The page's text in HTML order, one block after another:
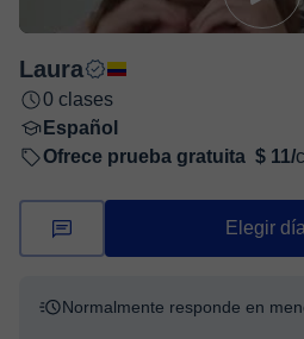
Laura
0 clases
Español
Ofrece prueba gratuita $ 11/
Elegir
Normalmente responde en